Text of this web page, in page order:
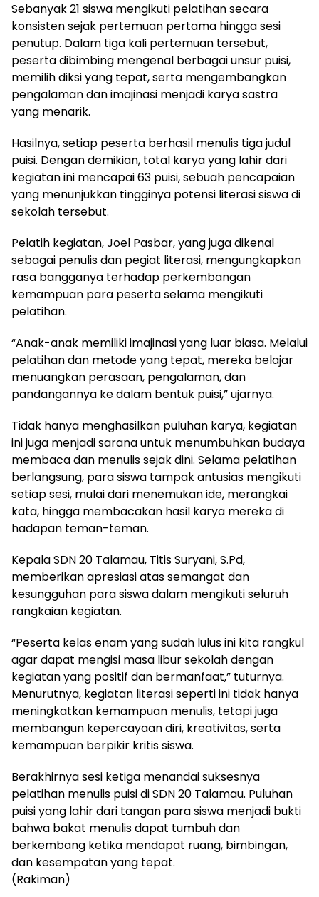
Sebanyak 21 siswa mengikuti pelatihan secara
konsisten sejak pertemuan pertama hingga sesi
penutup. Dalam tiga kali pertemuan tersebut,
peserta dibimbing mengenal berbagai unsur puisi,
memilih diksi yang tepat, serta mengembangkan
pengalaman dan imajinasi menjadi karya sastra
yang menarik.
Hasilnya, setiap peserta berhasil menulis tiga judul
puisi. Dengan demikian, total karya yang lahir dari
kegiatan ini mencapai 63 puisi, sebuah pencapaian
yang menunjukkan tingginya potensi literasi siswa di
sekolah tersebut.
Pelatih kegiatan, Joel Pasbar, yang juga dikenal
sebagai penulis dan pegiat literasi, mengungkapkan
rasa bangganya terhadap perkembangan
kemampuan para peserta selama mengikuti
pelatihan.
“Anak-anak memiliki imajinasi yang luar biasa. Melalui
pelatihan dan metode yang tepat, mereka belajar
menuangkan perasaan, pengalaman, dan
pandangannya ke dalam bentuk puisi,” ujarnya.
Tidak hanya menghasilkan puluhan karya, kegiatan
ini juga menjadi sarana untuk menumbuhkan budaya
membaca dan menulis sejak dini. Selama pelatihan
berlangsung, para siswa tampak antusias mengikuti
setiap sesi, mulai dari menemukan ide, merangkai
kata, hingga membacakan hasil karya mereka di
hadapan teman-teman.
Kepala SDN 20 Talamau, Titis Suryani, S.Pd,
memberikan apresiasi atas semangat dan
kesungguhan para siswa dalam mengikuti seluruh
rangkaian kegiatan.
“Peserta kelas enam yang sudah lulus ini kita rangkul
agar dapat mengisi masa libur sekolah dengan
kegiatan yang positif dan bermanfaat,” tuturnya.
Menurutnya, kegiatan literasi seperti ini tidak hanya
meningkatkan kemampuan menulis, tetapi juga
membangun kepercayaan diri, kreativitas, serta
kemampuan berpikir kritis siswa.
Berakhirnya sesi ketiga menandai suksesnya
pelatihan menulis puisi di SDN 20 Talamau. Puluhan
puisi yang lahir dari tangan para siswa menjadi bukti
bahwa bakat menulis dapat tumbuh dan
berkembang ketika mendapat ruang, bimbingan,
dan kesempatan yang tepat.
(Rakiman)